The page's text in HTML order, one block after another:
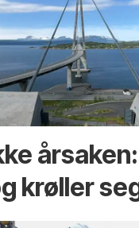
krøller